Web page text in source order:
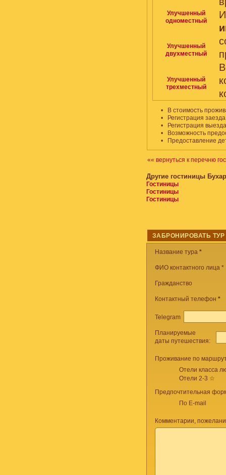
Улучшенный
одноместный
Улучшенный
двухместный
Улучшенный
трехместный
•
В стоимость
•
Регистрация
•
Регистрация
•
Возможность
•
Предоставление
«« вернуться к перечню
Другие гостиницы
Гостиницы
Гостиницы
Гостиницы
ЗАБРОНИРОВАТЬ ТУР
Название тура *
ФИО контактного лица *
Гражданство
Контактный телефон *
Telegram
Планируемые
даты путешествия:
Проживание по
Отели класса
Отели 2-3 ☆
Предпочтительная
По E-mail
Комментарии,